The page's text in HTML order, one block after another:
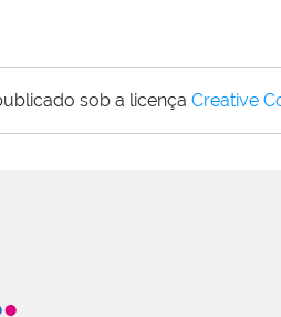
sob a licença Creative